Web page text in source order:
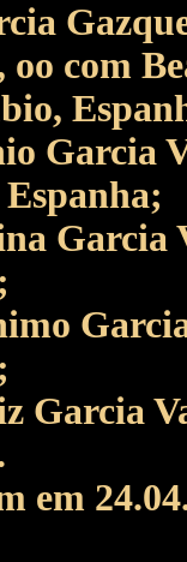
oo com
Garcia
Garcia
Garcia
em